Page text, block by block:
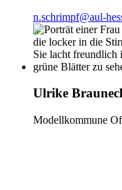
n.schrimpf@aul-
Ulrike
Modellkommune